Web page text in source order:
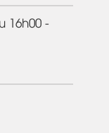
16h00 -